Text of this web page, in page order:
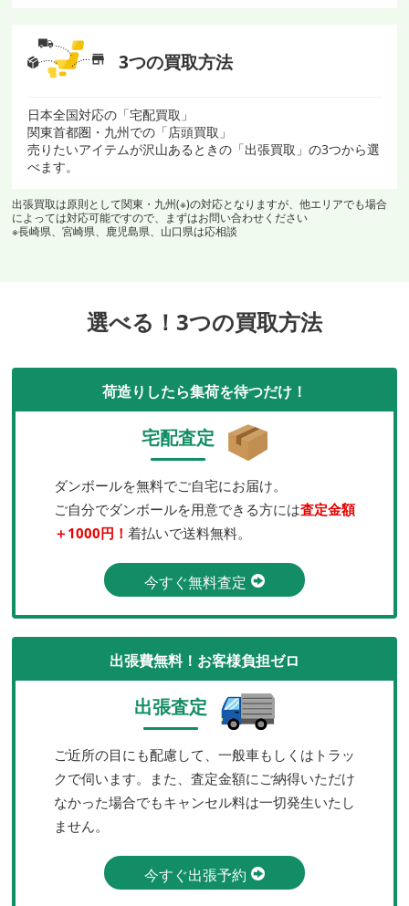
3つの買取方法
日本全国対応の「宅配買取」
関東首都圏・九州での「店頭買取」
売りたいアイテムが沢山あるときの「出張買取」の3つから選
べます。
出張買取は原則として関東・九州(※)の対応となりますが、他エリアでも場合
によっては対応可能ですので、まずはお問い合わせください
※長崎県、宮崎県、鹿児島県、山口県は応相談
選べる！3つの買取方法
荷造りしたら集荷を待つだけ！
宅配査定
ダンボールを無料でご自宅にお届け。
ご自分でダンボールを用意できる方には査定金額
＋1000円！ 着払いで送料無料。
今すぐ無料査定
出張費無料！お客様負担ゼロ
出張査定
ご近所の目にも配慮して、一般車もしくはトラッ
クで伺います。また、査定金額にご納得いただけ
なかった場合でもキャンセル料は一切発生いたし
ません。
今すぐ出張予約